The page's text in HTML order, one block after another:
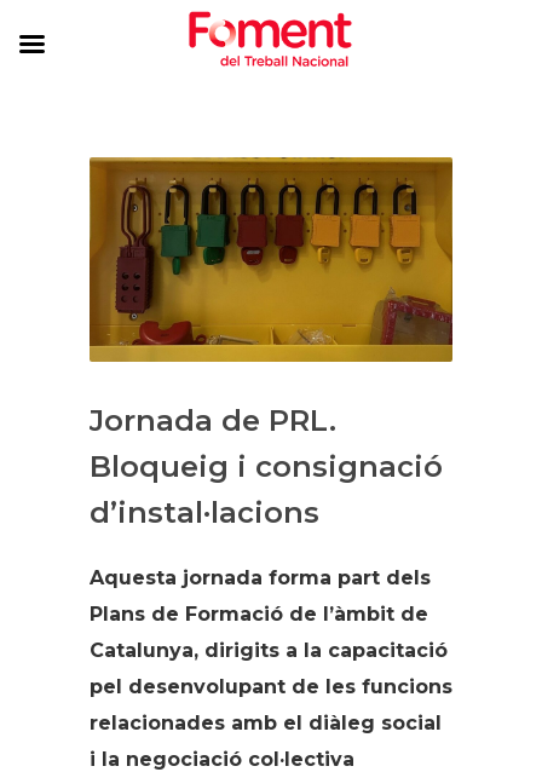
Jornada de PRL.
Bloqueig i consignació
d’instal·lacions
Aquesta jornada forma part dels
Plans de Formació de l’àmbit de
Catalunya, dirigits a la capacitació
pel desenvolupant de les funcions
relacionades amb el diàleg social
i la negociació col·lectiva